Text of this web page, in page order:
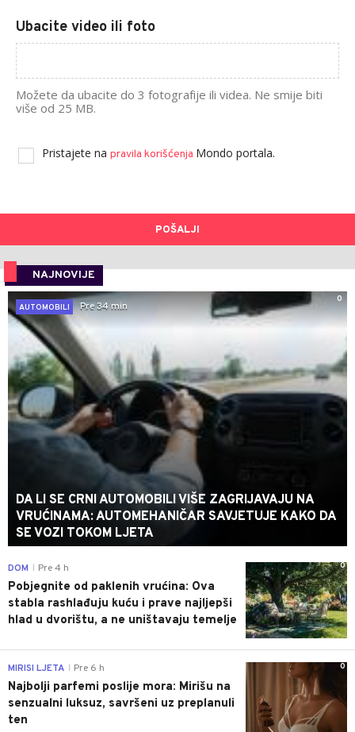
Ubacite video ili foto
Možete da ubacite do 3 fotografije ili videa. Ne smije biti
više od 25 MB.
Pristajete na pravila korišćenja Mondo portala.
POŠALJI
NAJNOVIJE
0
AUTOMOBILI
Pre 34 min
DA LI SE CRNI AUTOMOBILI VIŠE ZAGRIJAVAJU NA
VRUĆINAMA: AUTOMEHANIČAR SAVJETUJE KAKO DA
SE VOZI TOKOM LJETA
0
DOM Pre 4 h
Pobjegnite od paklenih vrućina: Ova
stabla rashlađuju kuću i prave najljepši
hlad u dvorištu, a ne uništavaju temelje
0
MIRISI LJETA Pre 6 h
Najbolji parfemi poslije mora: Mirišu na
senzualni luksuz, savršeni uz preplanuli
ten